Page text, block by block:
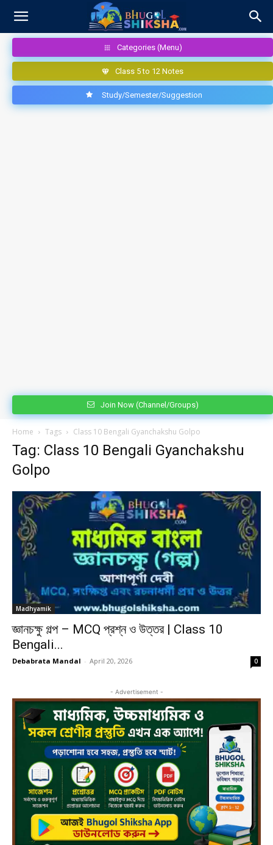
Categories (Menu)
Class 5 to 12 Notes
Study/Semester/Suggestion
Join Now (Channel/Groups)
Home Tags Class 10 Bengali Gyanchakshu Golpo
Tag: Class 10 Bengali Gyanchakshu
Golpo
Madhyamik
জ্ঞানচক্ষু গল্প – MCQ প্রশ্ন ও উত্তর | Class 10
Bengali...
Debabrata Mandal - April 20, 2026 0
- Advertisement -